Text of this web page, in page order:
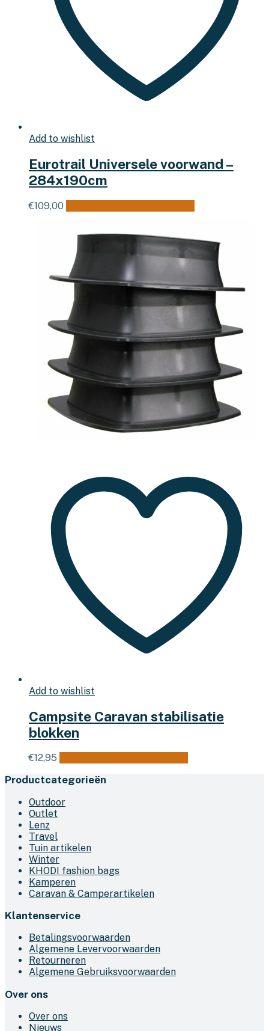
Add to wishlist
Eurotrail Universele voorwand –
284x190cm
€109,00
Add to wishlist
Campsite Caravan stabilisatie
blokken
€12,95
Productcategorieën
Outdoor
Outlet
Lenz
Travel
Tuin artikelen
Winter
KHODI fashion bags
Kamperen
Caravan & Camperartikelen
Klantenservice
Betalingsvoorwaarden
Algemene Levervoorwaarden
Retourneren
Algemene Gebruiksvoorwaarden
Over ons
Over ons
Nieuws